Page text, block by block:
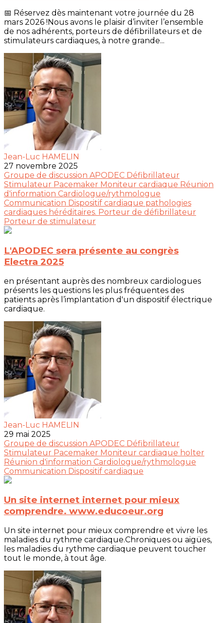
📅 Réservez dès maintenant votre journée du 28
mars 2026 !Nous avons le plaisir d’inviter l’ensemble
de nos adhérents, porteurs de défibrillateurs et de
stimulateurs cardiaques, à notre grande...
Jean-Luc HAMELIN
27 novembre 2025
Groupe de discussion APODEC Défibrillateur
Stimulateur Pacemaker Moniteur cardiaque Réunion
d'information Cardiologue/rythmologue
Communication Dispositif cardiaque pathologies
cardiaques héréditaires. Porteur de défibrillateur
Porteur de stimulateur
L'APODEC sera présente au congrès
Electra 2025
en présentant auprès des nombreux cardiologues
présents les questions les plus fréquentes des
patients après l’implantation d'un dispositif électrique
cardiaque.
Jean-Luc HAMELIN
29 mai 2025
Groupe de discussion APODEC Défibrillateur
Stimulateur Pacemaker Moniteur cardiaque holter
Réunion d'information Cardiologue/rythmologue
Communication Dispositif cardiaque
Un site internet internet pour mieux
comprendre. www.educoeur.org
Un site internet pour mieux comprendre et vivre les
maladies du rythme cardiaque.Chroniques ou aigües,
les maladies du rythme cardiaque peuvent toucher
tout le monde, à tout âge.